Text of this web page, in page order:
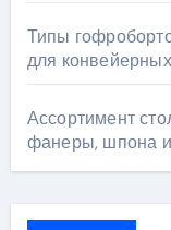
Типы
для
Ассортимент
фанеры, шпона и